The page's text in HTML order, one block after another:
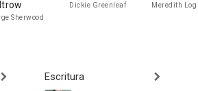
Sherwood
Dickie Greenleaf Meredith
Escritura